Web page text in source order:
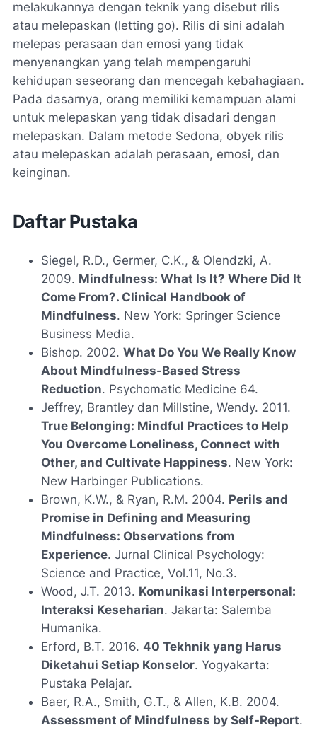
melakukannya dengan teknik yang disebut rilis
atau melepaskan (letting go). Rilis di sini adalah
melepas perasaan dan emosi yang tidak
menyenangkan yang telah mempengaruhi
kehidupan seseorang dan mencegah kebahagiaan.
Pada dasarnya, orang memiliki kemampuan alami
untuk melepaskan yang tidak disadari dengan
melepaskan. Dalam metode Sedona, obyek rilis
atau melepaskan adalah perasaan, emosi, dan
keinginan.
Daftar Pustaka
Siegel, R.D., Germer, C.K., & Olendzki, A.
2009. Mindfulness: What Is It? Where Did It
Come From?. Clinical Handbook of
Mindfulness. New York: Springer Science
Business Media.
Bishop. 2002. What Do You We Really Know
About Mindfulness-Based Stress
Reduction. Psychomatic Medicine 64.
Jeffrey, Brantley dan Millstine, Wendy. 2011.
True Belonging: Mindful Practices to Help
You Overcome Loneliness, Connect with
Other, and Cultivate Happiness. New York:
New Harbinger Publications.
Brown, K.W., & Ryan, R.M. 2004. Perils and
Promise in Defining and Measuring
Mindfulness: Observations from
Experience. Jurnal Clinical Psychology:
Science and Practice, Vol.11, No.3.
Wood, J.T. 2013. Komunikasi Interpersonal:
Interaksi Keseharian. Jakarta: Salemba
Humanika.
Erford, B.T. 2016. 40 Tekhnik yang Harus
Diketahui Setiap Konselor. Yogyakarta:
Pustaka Pelajar.
Baer, R.A., Smith, G.T., & Allen, K.B. 2004.
Assessment of Mindfulness by Self-Report.